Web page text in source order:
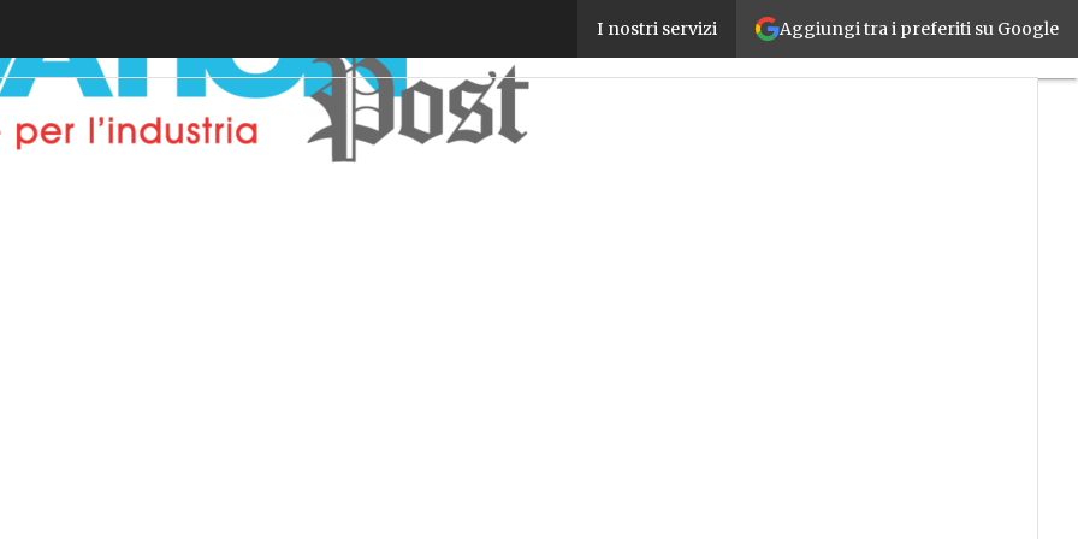
Aggiungi tra i preferiti su Google
I nostri servizi
La sfida della sovranità cognitiva per l’Italia e la